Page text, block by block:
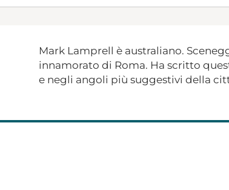
Mark Lamprell è australiano.
innamorato di Roma. Ha scritto
e negli angoli più suggestivi della